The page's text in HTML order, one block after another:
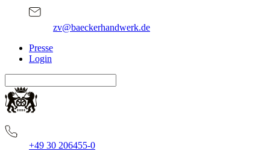
zv@baeckerhandwerk.de
Presse
Login
+49 30 206455-0